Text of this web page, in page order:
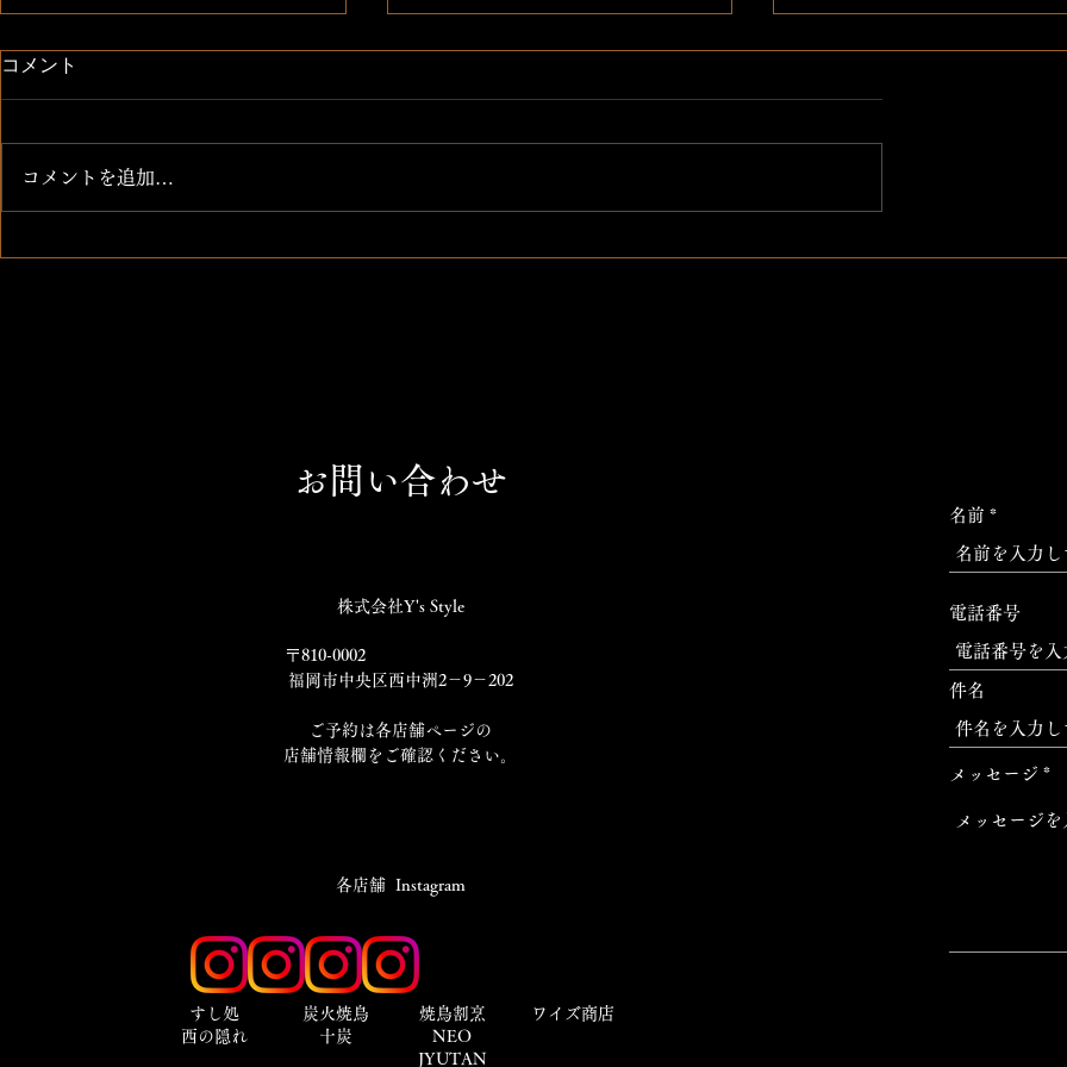
日本一の味噌
酵母、酵素が生き生き 腸も超綺
Instagramが消えました。
携帯を新しく買い替えたところ、
7月13日日曜日お席ご案内
しくお願い申し上げます。 092-
コメント
コメントを追加…
お問い合わせ
株式会社Y's Style
〒810-0002
福岡市中央区西中洲2－9－202
​ご予約は各店舗ページの
店舗情報欄をご確認ください。
​各店舗 Instagram
​すし処
西の隠れ
炭火焼鳥
十炭
焼鳥割烹
NEO
JYUTAN
ワイズ商店
名前
電話番号
件名
メッセージ